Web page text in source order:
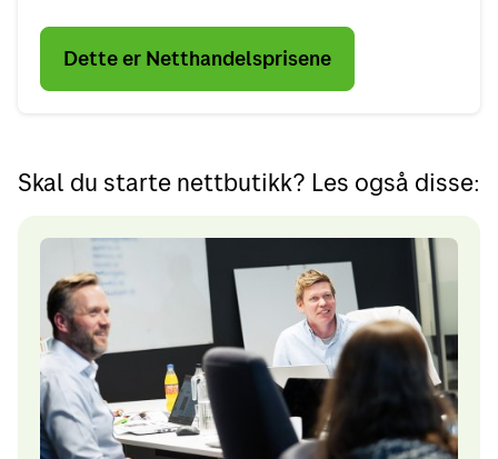
Dette er Netthandelsprisene
Skal du starte nettbutikk? Les også disse: